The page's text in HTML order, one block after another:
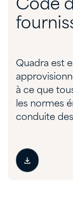
Code
Quadra est
à ce que
les normes
conduite